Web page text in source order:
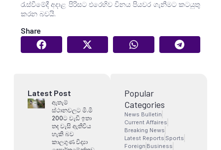
රැස්වීමේදී අදාළ පිරිසට එරෙහිව විනය පියවර ගැනීමට කටයුතු
කරන බවයි.
Share
Latest Post
ඇතැම්
ස්ථානවලට මි.මි
200ට වැඩි ඉතා
තද වැසි ඇතිවිය
හැකි බව
කාලගුණ විද්‍යා
Popular
Categories
News Bulletin
Current Affaires
Breaking News
Latest Reports Sports
Foreign Business